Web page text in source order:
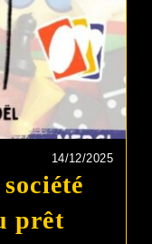
14/12/2025
prêt